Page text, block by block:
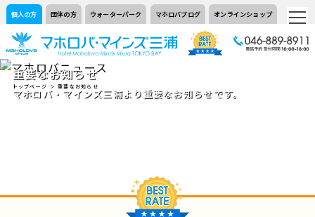
個人の方 団体の方 ウォーターパーク マホロバブログ オンラインショップ
重要なお知らせ
マホロバ・マインズ三浦より重要なお知らせです。
トップページ ＞ 重要なお知らせ